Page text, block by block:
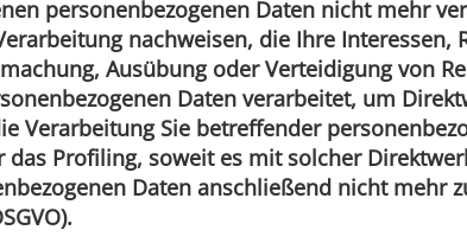
personenbezogenen Daten nicht mehr
nachweisen, die Ihre
Ausübung oder Verteidigung von
Daten verarbeitet, um
Verarbeitung Sie betreffender
das Profiling, soweit es mit solcher
Daten anschließend nicht mehr